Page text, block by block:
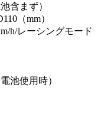
含まず）
（mm）
h/レーシングモード
池使用時）